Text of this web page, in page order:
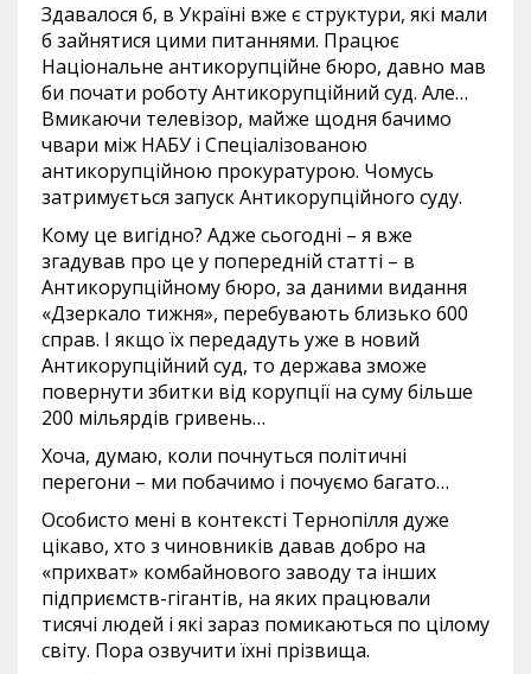
Здавалося б, в Україні вже є структури, які мали
б зайнятися цими питаннями. Працює
Національне антикорупційне бюро, давно мав
би почати роботу Антикорупційний суд. Але…
Вмикаючи телевізор, майже щодня бачимо
чвари між НАБУ і Спеціалізованою
антикорупційною прокуратурою. Чомусь
затримується запуск Антикорупційного суду.
Кому це вигідно? Адже сьогодні – я вже
згадував про це у попередній статті – в
Антикорупційному бюро, за даними видання
«Дзеркало тижня», перебувають близько 600
справ. І якщо їх передадуть уже в новий
Антикорупційний суд, то держава зможе
повернути збитки від корупції на суму більше
200 мільярдів гривень…
Хоча, думаю, коли почнуться політичні
перегони – ми побачимо і почуємо багато…
Особисто мені в контексті Тернопілля дуже
цікаво, хто з чиновників давав добро на
«прихват» комбайнового заводу та інших
підприємств-гігантів, на яких працювали
тисячі людей і які зараз помикаються по цілому
світу. Пора озвучити їхні прізвища.